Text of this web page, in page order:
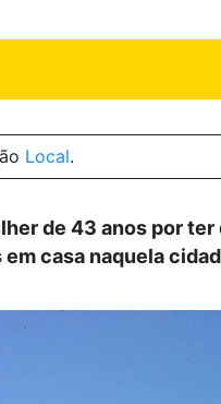
Local.
de 43 anos por ter
casa naquela